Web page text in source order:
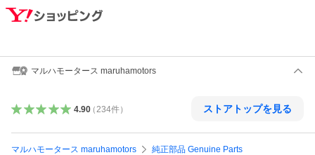
マルハモータース maruhamotors
4.90（ 234件） ストアトップを見る
マルハモータース maruhamotors 純正部品 Genuine Parts